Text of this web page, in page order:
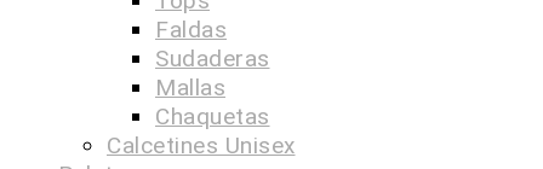
Faldas
Sudaderas
Mallas
Chaquetas
Calcetines Unisex